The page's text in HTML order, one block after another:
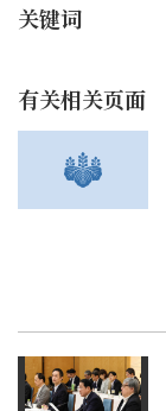
关键词
有关相关页面